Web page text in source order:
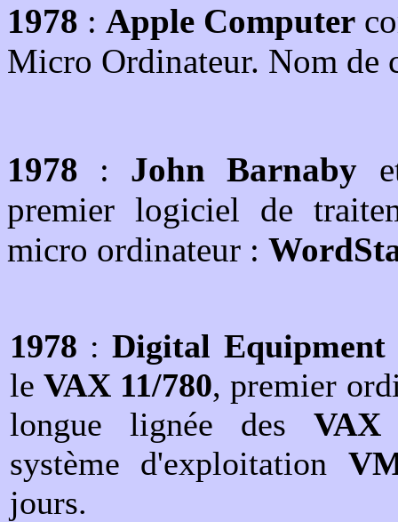
1978 : Apple Computer
Micro Ordinateur. Nom de
1978 : John Barnaby
premier logiciel de
micro ordinateur :
1978 :Digital Equipment
leVAX 11/780, premier
longue lignée des VAX
système d'exploitation
jours.